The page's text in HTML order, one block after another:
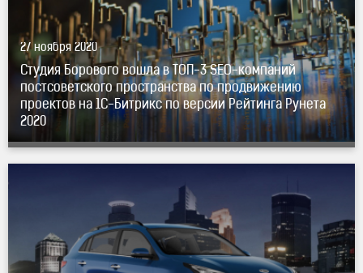
ТОП-3 SEO-компаний
постсоветского пространства
по продвижению проектов на1С-Битрикспо версии
Рейтинга Рунета 2020" />
27 ноября 2020
Студия Борового вошла вТОП-3 SEO-компаний
постсоветского пространства по продвижению
проектов на 1С-Битрикспо версии Рейтинга Рунета
2020